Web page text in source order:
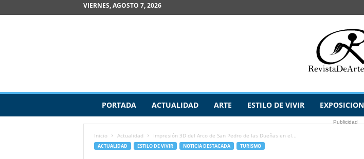
VIERNES, AGOSTO 7, 2026
v
PORTADA ACTUALIDAD ARTE ESTILO DE VIVIR
Publicidad
Inicio Actualidad Impresión 3D del Arco de San Pedro de las Dueñas en el...
ACTUALIDAD ESTILO DE VIVIR NOTICIA DESTACADA TURISMO